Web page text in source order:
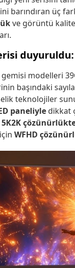
barındıran üç
ve görüntü
modelleri
başındaki
teknolojiler
paneliyle dikkat
5K2K
WFHD